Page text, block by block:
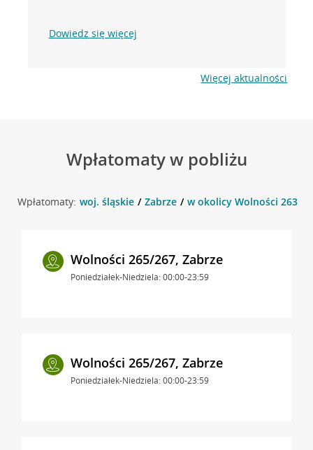
Dowiedz się więcej
Więcej aktualności
Wpłatomaty w pobliżu
Wpłatomaty: woj. śląskie Zabrze w okolicy Wolności 263 ,
Wolności 265/267, Zabrze
Poniedziałek-Niedziela: 00:00-23:59
Wolności 265/267, Zabrze
Poniedziałek-Niedziela: 00:00-23:59